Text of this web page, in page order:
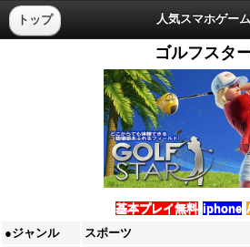
トップ 人気スマホゲーム
ゴルフスタ
基本プレイ無料 iphone
●ジャンル
スポーツ